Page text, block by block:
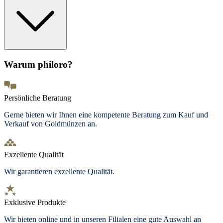
Warum philoro?
Persönliche Beratung
Gerne bieten wir Ihnen eine kompetente Beratung zum Kauf und
Verkauf von Goldmünzen an.
Exzellente Qualität
Wir garantieren exzellente Qualität.
Exklusive Produkte
Wir bieten online und in unseren Filialen eine gute Auswahl an